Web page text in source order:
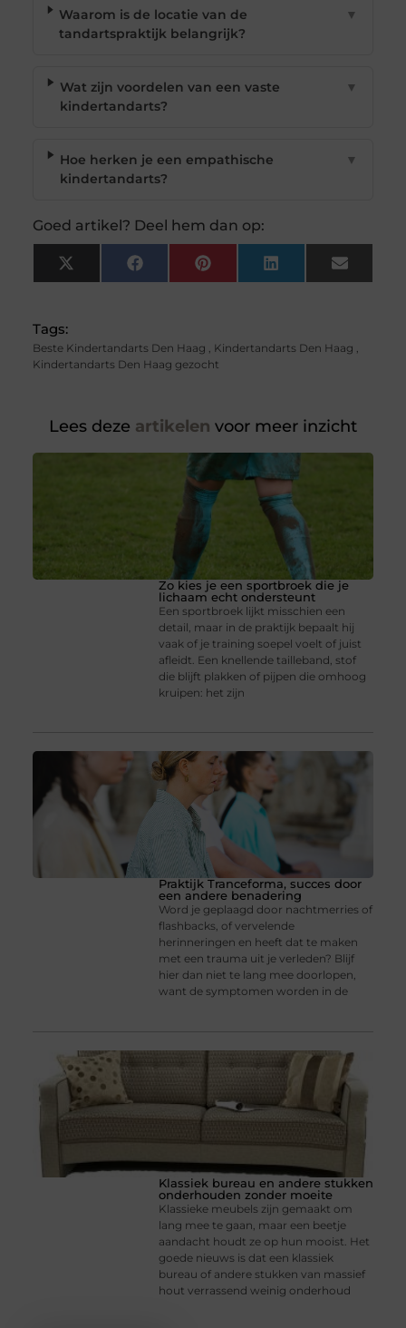
Waarom is de locatie van de
tandartspraktijk belangrijk?
▼
Wat zijn voordelen van een vaste
kindertandarts?
▼
Hoe herken je een empathische
kindertandarts?
▼
Goed artikel? Deel hem dan op:
X
(Twitter)
FacebookPinterest LinkedIn Email
Tags:
Beste Kindertandarts Den Haag , Kindertandarts Den Haag ,
Kindertandarts Den Haag gezocht
Lees deze artikelen voor meer inzicht
Zo kies je een sportbroek die je
lichaam echt ondersteunt
Een sportbroek lijkt misschien een
detail, maar in de praktijk bepaalt hij
vaak of je training soepel voelt of juist
afleidt. Een knellende tailleband, stof
die blijft plakken of pijpen die omhoog
kruipen: het zijn
Praktijk Tranceforma, succes door
een andere benadering
Word je geplaagd door nachtmerries of
flashbacks, of vervelende
herinneringen en heeft dat te maken
met een trauma uit je verleden? Blijf
hier dan niet te lang mee doorlopen,
want de symptomen worden in de
Klassiek bureau en andere stukken
onderhouden zonder moeite
Klassieke meubels zijn gemaakt om
lang mee te gaan, maar een beetje
aandacht houdt ze op hun mooist. Het
goede nieuws is dat een klassiek
bureau of andere stukken van massief
hout verrassend weinig onderhoud